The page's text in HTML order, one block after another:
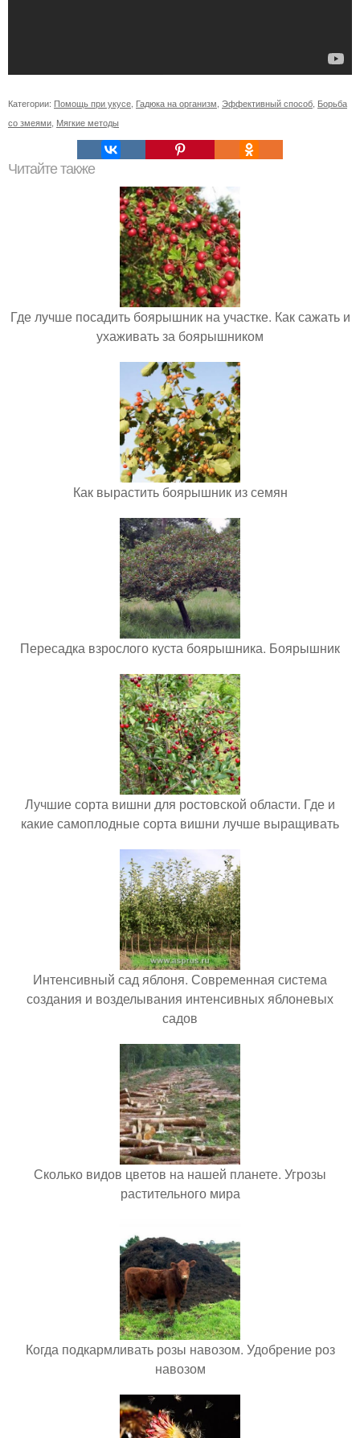
Категории: Помощь при укусе Гадюка на организм Эффективный способ Борьба
со змеями Мягкие методы
Читайте также
Где лучше посадить боярышник на участке. Как сажать и
ухаживать за боярышником
Как вырастить боярышник из семян
Пересадка взрослого куста боярышника. Боярышник
Лучшие сорта вишни для ростовской области. Где и
какие самоплодные сорта вишни лучше выращивать
Интенсивный сад яблоня. Современная система
создания и возделывания интенсивных яблоневых
садов
Сколько видов цветов на нашей планете. Угрозы
растительного мира
Когда подкармливать розы навозом. Удобрение роз
навозом